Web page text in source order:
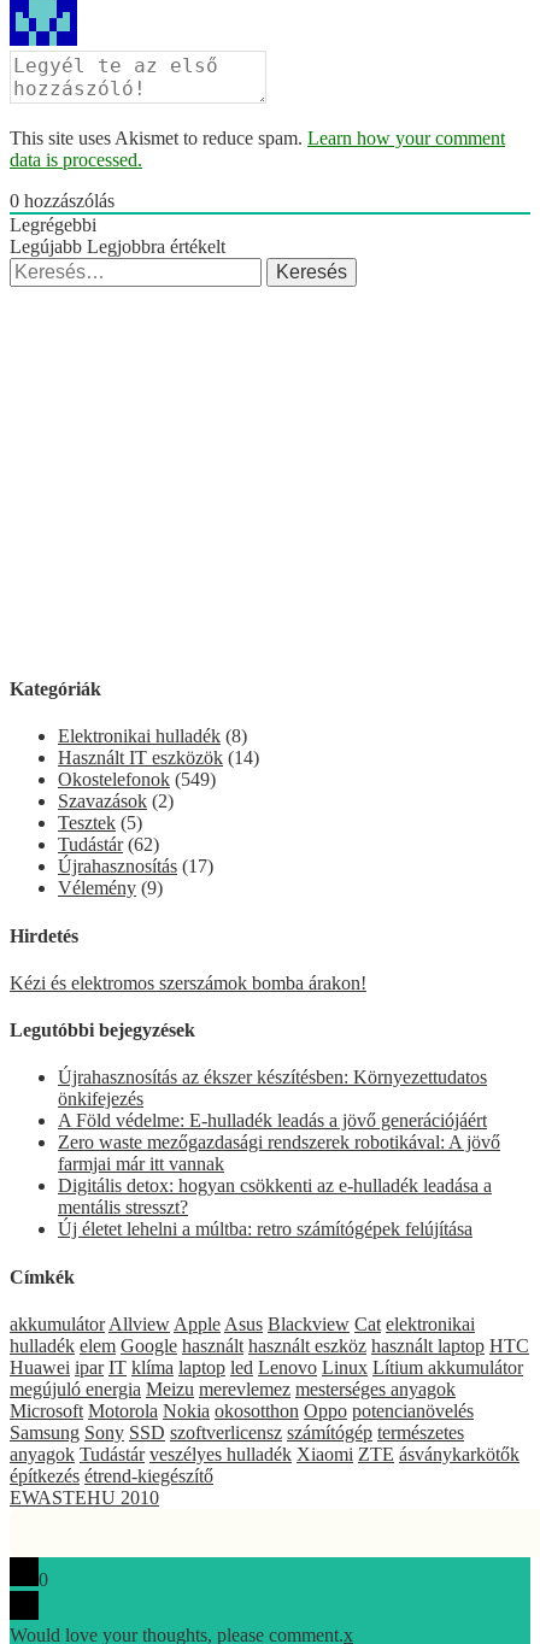
This site uses Akismet to reduce spam. Learn how your comment
data is processed.
0 hozzászólás
Legrégebbi
Legújabb Legjobbra értékelt
Keresés:
Kategóriák
Elektronikai hulladék (8)
Használt IT eszközök (14)
Okostelefonok (549)
Szavazások (2)
Tesztek (5)
Tudástár(62)
Újrahasznosítás (17)
Vélemény (9)
Hirdetés
Kézi és elektromos szerszámok bomba árakon!
Legutóbbi bejegyzések
Újrahasznosítás az ékszer készítésben: Környezettudatos
önkifejezés
A Föld védelme: E-hulladék leadás a jövő generációjáért
Zero waste mezőgazdasági rendszerek robotikával: A jövő
farmjai már itt vannak
Digitális detox: hogyan csökkenti az e-hulladék leadása a
mentális stresszt?
Új életet lehelni a múltba: retro számítógépek felújítása
Címkék
akkumulátor Allview Apple Asus Blackview Cat elektronikai
hulladék elem Google használt használt eszköz használt laptop HTC
Huawei ipar IT klíma laptop led Lenovo Linux Lítium akkumulátor
megújuló energia Meizu merevlemez mesterséges anyagok
Microsoft Motorola Nokia okosotthon Oppo potencianövelés
Samsung Sony SSD szoftverlicensz számítógép természetes
anyagok Tudástár veszélyes hulladék Xiaomi ZTE ásványkarkötők
építkezés étrend-kiegészítő
EWASTEHU 2010
0
Would love your thoughts, please comment.x